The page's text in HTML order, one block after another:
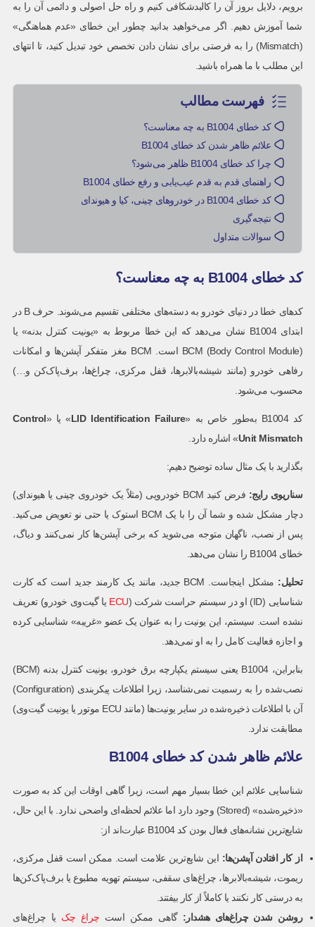
برویم، دلایل بروز آن را کالبدشکافی کنیم و راه حل اصولی و دائمی آن را به
شما آموزش دهیم. اگر می‌خواهید بدانید چطور این خطای «عدم هماهنگی»
(Mismatch) را به فرصتی برای نشان دادن تخصص خود تبدیل کنید، تا انتهای
این مطلب با ما همراه باشید.
فهرست مطالب
کد خطای B1004 به چه معناست؟
علائم ظاهر شدن کد خطای B1004
چرا کد خطای B1004 ظاهر می‌شود؟
راهنمای قدم به قدم عیب‌یابی و رفع خطای B1004
کد خطای B1004 در خودروهای چینی، کیا و هیوندای
نتیجه‌گیری
سوالات متداول
کد خطای B1004 به چه معناست؟
کدهای خطا در دنیای خودرو به دسته‌های مختلفی تقسیم می‌شوند. حرف B در
ابتدای B1004 نشان می‌دهد که این خطا مربوط به «یونیت کنترل بدنه» یا
BCM (Body Control Module) است. BCM مغز متفکر آپشن‌ها و امکانات
رفاهی خودرو (مانند شیشه‌بالابرها، قفل مرکزی، چراغ‌ها، برف‌پاک‌کن و…)
محسوب می‌شود.
کد B1004 به‌طور خاص به « LID Identification Failure» یا «Control
Unit Mismatch» اشاره دارد.
بگذارید با یک مثال ساده توضیح دهیم:
سناریوی رایج:
فرض کنید BCM خودرویی (مثلاً یک خودروی چینی یا هیوندای)
دچار مشکل شده و شما آن را با یک BCM استوک یا حتی نو تعویض می‌کنید.
پس از نصب، ناگهان متوجه می‌شوید که برخی آپشن‌ها کار نمی‌کنند و دیاگ،
خطای B1004 را نشان می‌دهد.
تحلیل:
مشکل اینجاست. BCM جدید، مانند یک کارمند جدید است که کارت
شناسایی (ID) او در سیستم حراست شرکت (
ECU یا گیت‌وی خودرو) تعریف
نشده است. سیستم، این یونیت را به عنوان یک عضو «غریبه» شناسایی کرده
و اجازه فعالیت کامل را به او نمی‌دهد.
بنابراین، B1004 یعنی سیستم یکپارچه برق خودرو، یونیت کنترل بدنه (BCM)
نصب‌شده را به رسمیت نمی‌شناسد، زیرا اطلاعات پیکربندی (Configuration)
آن با اطلاعات ذخیره‌شده در سایر یونیت‌ها (مانند ECU موتور یا یونیت گیت‌وی)
مطابقت ندارد.
علائم ظاهر شدن کد خطای B1004
شناسایی علائم این خطا بسیار مهم است، زیرا گاهی اوقات این کد به صورت
«ذخیره‌شده» (Stored) وجود دارد اما علائم لحظه‌ای واضحی ندارد. با این حال،
شایع‌ترین نشانه‌های فعال بودن کد B1004 عبارت‌اند از:
از کار افتادن آپشن‌ها: این شایع‌ترین علامت است. ممکن است قفل مرکزی،
ریموت، شیشه‌بالابرها، چراغ‌های سقفی، سیستم تهویه مطبوع یا برف‌پاک‌کن‌ها
به درستی کار نکنند یا کاملاً از کار بیفتند.
روشن شدن چراغ‌های هشدار : گاهی ممکن است چراغ چک یا چراغ‌های